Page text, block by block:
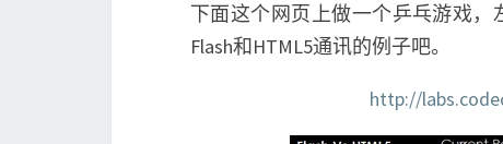
下面这个网页上做一个乒乓游戏，
Flash和HTML5通讯的例子吧。
http://